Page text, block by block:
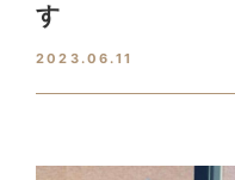
す
2023.06.11